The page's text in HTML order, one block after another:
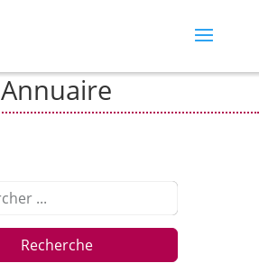
Annuaire
Recherche